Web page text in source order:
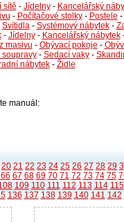
sítě - Jídelny- Kancelářský
- Počítačové stolky- Postele -
Svítidla- Systémový nábytek-
- Jídelny- Kancelářský nábytek
masivu - Obývací pokoje -
soupravy- Sedací vaky-
nábytek- Židle
manuál:
20 21 22 23 24 25 26 27 28 29
66 67 68 69 70 71 72 73 74 75
109 110 111 112 113 114 115
136 137 138 139 140 141 142